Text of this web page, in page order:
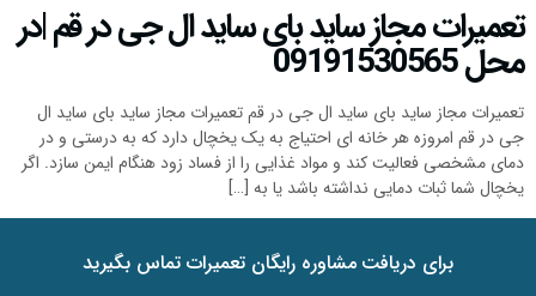
تعمیرات مجاز ساید بای ساید ال جی در قم |در
محل 09191530565
تعمیرات مجاز ساید بای ساید ال جی در قم تعمیرات مجاز ساید بای ساید ال
جی در قم امروزه هر خانه ای احتیاج به یک یخچال دارد که به درستی و در
دمای مشخصی فعالیت کند و مواد غذایی را از فساد زود هنگام ایمن سازد. اگر
یخچال شما ثبات دمایی نداشته باشد یا به […]
برای دریافت مشاوره رایگان تعمیرات تماس بگیرید